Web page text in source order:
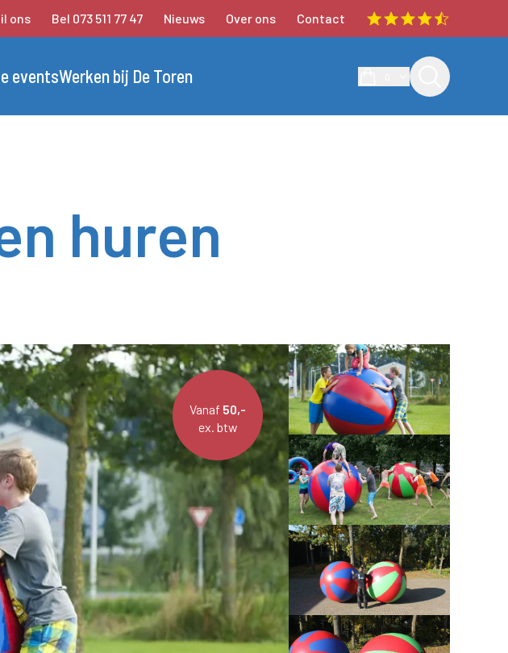
ons Bel 073 511 77 47 Nieuws Over ons Contact
eventsWerken bij De Toren
huren
Vanaf 50,-
ex. btw